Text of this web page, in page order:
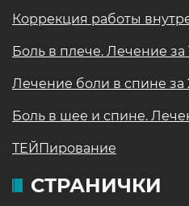
Коррекция работы
Боль в плече. Лечение за
Лечение боли в спине за
Боль в шее и спине.
ТЕЙПирование
СТРАНИЧКИ